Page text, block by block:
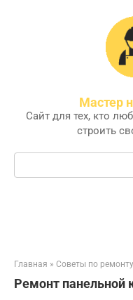
Мастер
Сайт для тех, кто
строить
Поиск:
Главная » Советы по ремонту
Ремонт панельной